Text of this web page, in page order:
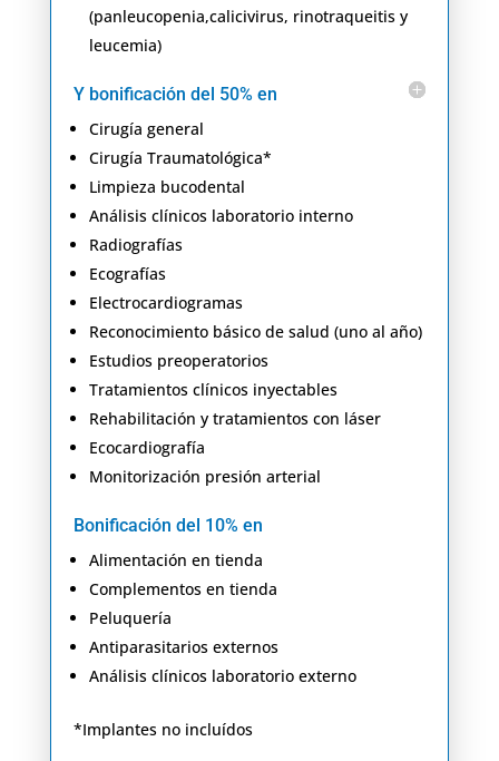
(panleucopenia,calicivirus, rinotraqueitis y
leucemia)
Y bonificación del 50% en
Cirugía general
Cirugía Traumatológica*
Limpieza bucodental
Análisis clínicos laboratorio interno
Radiografías
Ecografías
Electrocardiogramas
Reconocimiento básico de salud (uno al año)
Estudios preoperatorios
Tratamientos clínicos inyectables
Rehabilitación y tratamientos con láser
Ecocardiografía
Monitorización presión arterial
Bonificación del 10% en
Alimentación en tienda
Complementos en tienda
Peluquería
Antiparasitarios externos
Análisis clínicos laboratorio externo
*Implantes no incluídos